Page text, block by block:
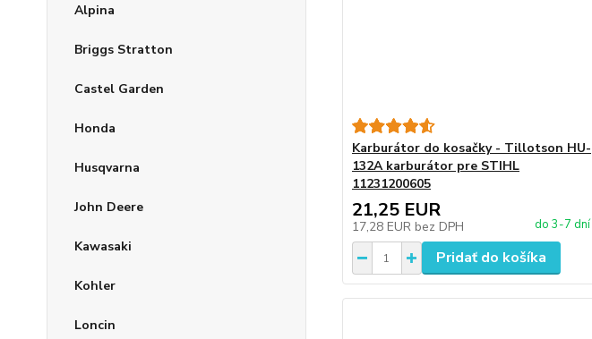
Alpina
Briggs Stratton
Castel Garden
Honda
Husqvarna
John Deere
Kawasaki
Kohler
Loncin
Karburátor do kosačky - Tillotson HU-
132A karburátor pre STIHL
11231200605
21,25 EUR
17,28 EUR bez DPH do 3-7 dní
Pridať do košíka